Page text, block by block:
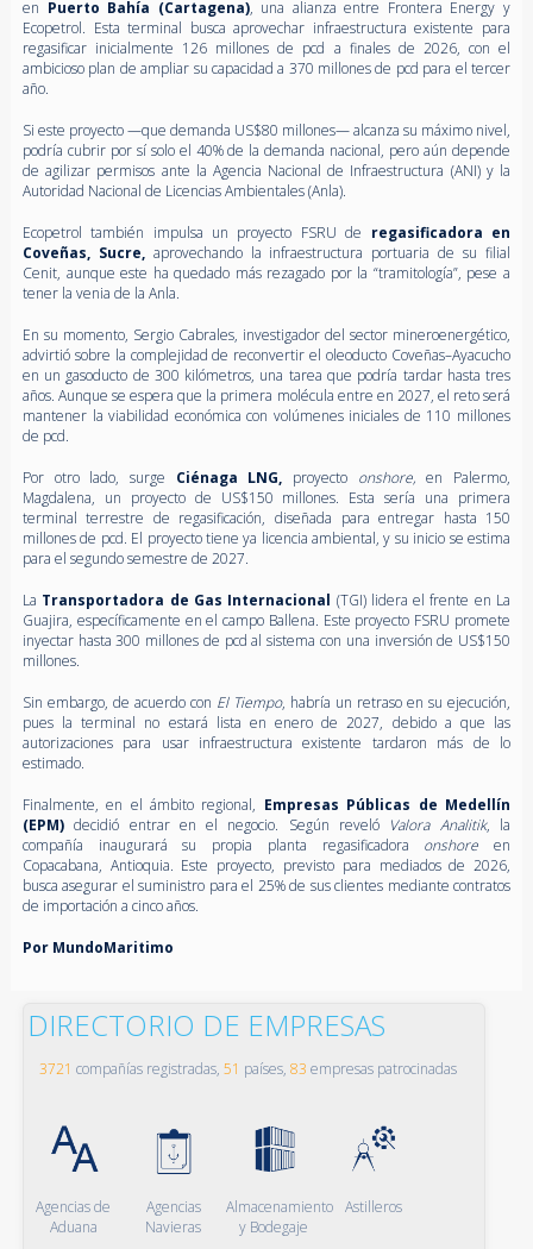
en Puerto Bahía (Cartagena), una alianza entre Frontera Energy y
Ecopetrol. Esta terminal busca aprovechar infraestructura existente para
regasificar inicialmente 126 millones de pcd a finales de 2026, con el
ambicioso plan de ampliar su capacidad a 370 millones de pcd para el tercer
año.
Si este proyecto —que demanda US$80 millones— alcanza su máximo nivel,
podría cubrir por sí solo el 40% de la demanda nacional, pero aún depende
de agilizar permisos ante la Agencia Nacional de Infraestructura (ANI) y la
Autoridad Nacional de Licencias Ambientales (Anla).
Ecopetrol también impulsa un proyecto FSRU de regasificadora en
Coveñas, Sucre,aprovechando la infraestructura portuaria de su filial
Cenit, aunque este ha quedado más rezagado por la “tramitología”, pese a
tener la venia de la Anla.
En su momento, Sergio Cabrales, investigador del sector mineroenergético,
advirtió sobre la complejidad de reconvertir el oleoducto Coveñas–Ayacucho
en un gasoducto de 300 kilómetros, una tarea que podría tardar hasta tres
años. Aunque se espera que la primera molécula entre en 2027, el reto será
mantener la viabilidad económica con volúmenes iniciales de 110 millones
de pcd.
Por otro lado, surge Ciénaga LNG, proyecto onshore, en Palermo,
Magdalena, un proyecto de US$150 millones. Esta sería una primera
terminal terrestre de regasificación, diseñada para entregar hasta 150
millones de pcd. El proyecto tiene ya licencia ambiental, y su inicio se estima
para el segundo semestre de 2027.
La Transportadora de Gas Internacional (TGI) lidera el frente en La
Guajira, específicamente en el campo Ballena. Este proyecto FSRU promete
inyectar hasta 300 millones de pcd al sistema con una inversión de US$150
millones.
Sin embargo, de acuerdo con El Tiempo, habría un retraso en su ejecución,
pues la terminal no estará lista en enero de 2027, debido a que las
autorizaciones para usar infraestructura existente tardaron más de lo
estimado.
Finalmente, en el ámbito regional, Empresas Públicas de Medellín
(EPM)decidió entrar en el negocio. Según reveló Valora Analitik, la
compañía inaugurará su propia planta regasificadora onshore en
Copacabana, Antioquia. Este proyecto, previsto para mediados de 2026,
busca asegurar el suministro para el 25% de sus clientes mediante contratos
de importación a cinco años.
Por MundoMaritimo
DIRECTORIO DE EMPRESAS
3721 compañías registradas, 51 países, 83 empresas patrocinadas
Agencias de
Aduana
Agencias
Navieras
Almacenamiento
y Bodegaje
Astilleros